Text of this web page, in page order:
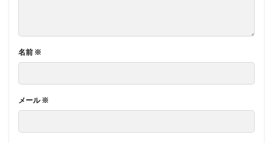
名前 ※
メール※